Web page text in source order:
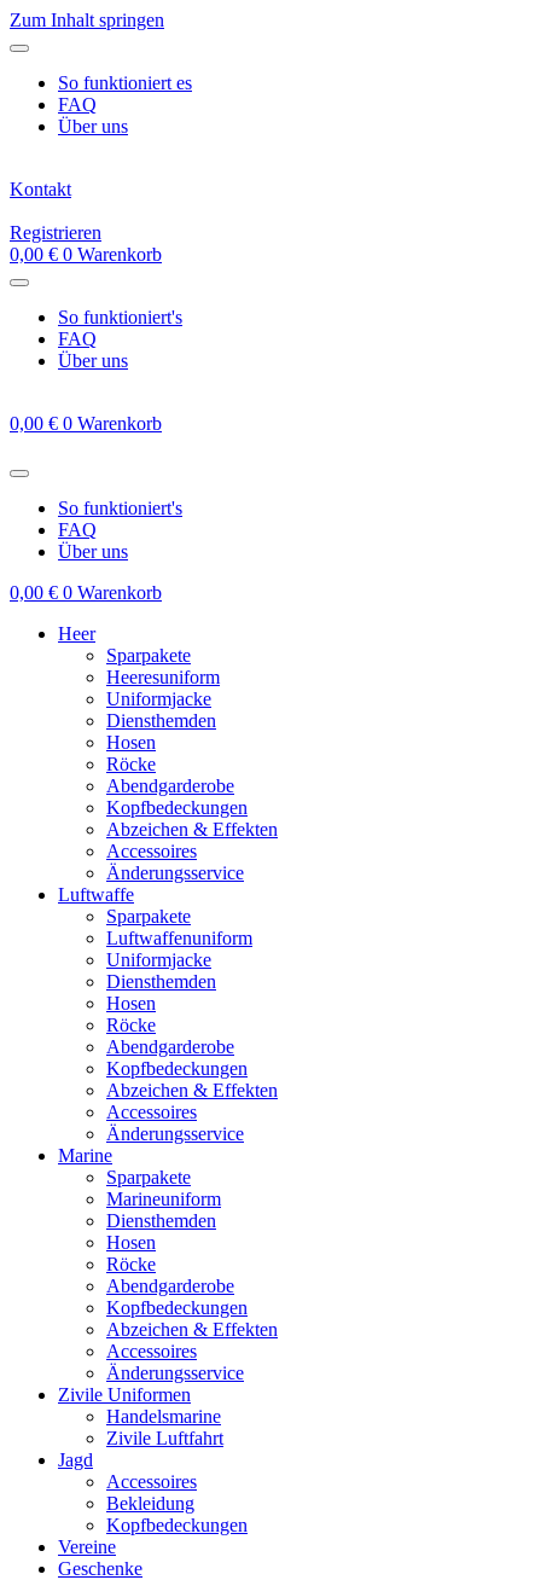
Zum Inhalt springen
So funktioniert es
FAQ
Über uns
Kontakt
Registrieren
0,00 € 0 Warenkorb
So funktioniert's
FAQ
Über uns
0,00 € 0 Warenkorb
So funktioniert's
FAQ
Über uns
0,00 € 0 Warenkorb
Heer
Sparpakete
Heeresuniform
Uniformjacke
Diensthemden
Hosen
Röcke
Abendgarderobe
Kopfbedeckungen
Abzeichen & Effekten
Accessoires
Änderungsservice
Luftwaffe
Sparpakete
Luftwaffenuniform
Uniformjacke
Diensthemden
Hosen
Röcke
Abendgarderobe
Kopfbedeckungen
Abzeichen & Effekten
Accessoires
Änderungsservice
Marine
Sparpakete
Marineuniform
Diensthemden
Hosen
Röcke
Abendgarderobe
Kopfbedeckungen
Abzeichen & Effekten
Accessoires
Änderungsservice
Zivile Uniformen
Handelsmarine
Zivile Luftfahrt
Jagd
Accessoires
Bekleidung
Kopfbedeckungen
Vereine
Geschenke